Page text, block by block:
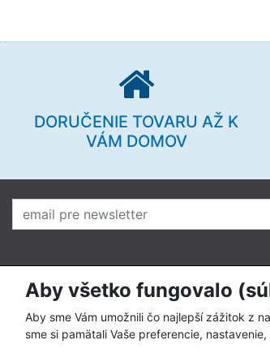
Aby všetko fungovalo
Aby sme Vám umožnili čo najlepší zážitok z
sme si pamätali Vaše preferencie,
DORUČENIE TOVARU AŽ K
VÁM DOMOV
O nás
Prečo nakupovať u nás
Kto sme